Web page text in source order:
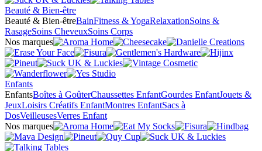
Beauté & Bien-être
Beauté & Bien-êtreBainFitness & YogaRelaxationSoins &
RasageSoins CheveuxSoins Corps
Nos marques
Enfants
EnfantsBoîtes à GoûterChaussettes EnfantGourdes EnfantJouets &
JeuxLoisirs Créatifs EnfantMontres EnfantSacs à
DosVeilleusesVerres Enfant
Nos marques